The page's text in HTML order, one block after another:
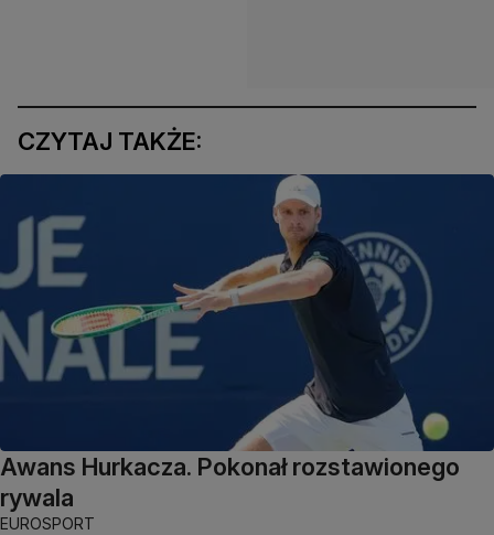
CZYTAJ TAKŻE:
Awans Hurkacza. Pokonał rozstawionego
rywala
EUROSPORT